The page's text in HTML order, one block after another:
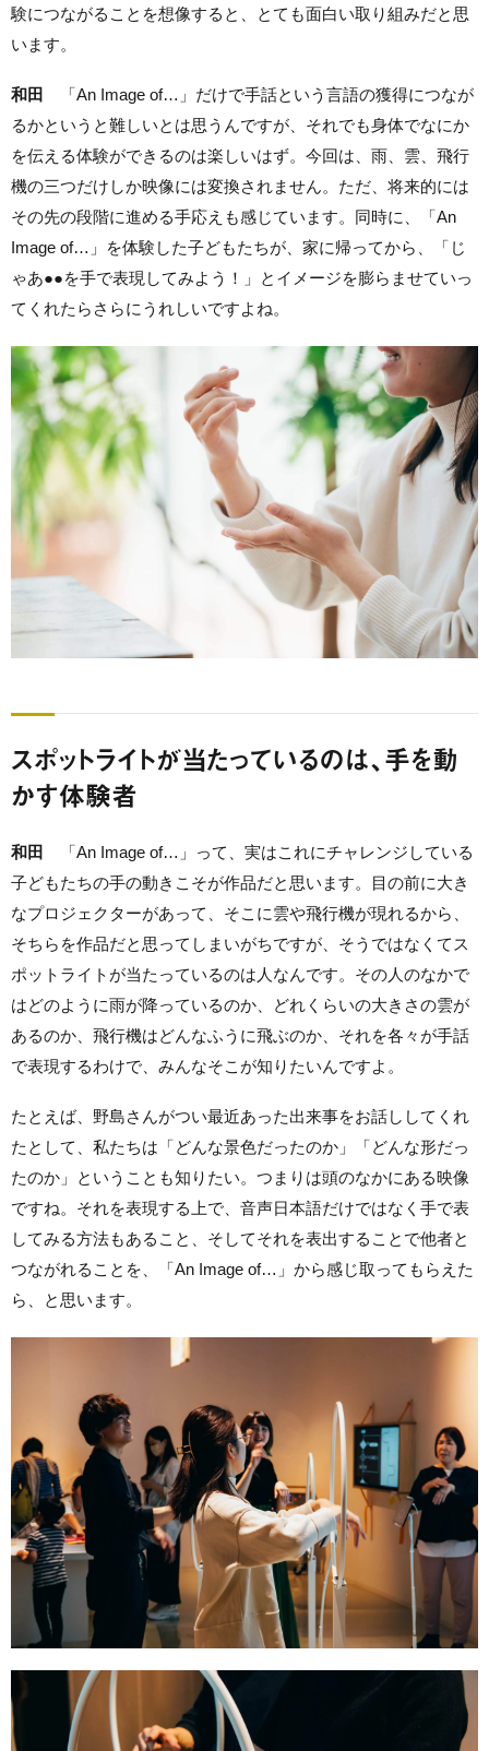
験につながることを想像すると、とても面白い取り組みだと思
います。
和田
「An Image of…」だけで手話という言語の獲得につなが
るかというと難しいとは思うんですが、それでも身体でなにか
を伝える体験ができるのは楽しいはず。今回は、雨、雲、飛行
機の三つだけしか映像には変換されません。ただ、将来的には
その先の段階に進める手応えも感じています。同時に、「An
Image of…」を体験した子どもたちが、家に帰ってから、「じ
ゃあ●●を手で表現してみよう！」とイメージを膨らませていっ
てくれたらさらにうれしいですよね。
スポットライトが当たっているのは、手を動
かす体験者
和田
「An Image of…」って、実はこれにチャレンジしている
子どもたちの手の動きこそが作品だと思います。目の前に大き
なプロジェクターがあって、そこに雲や飛行機が現れるから、
そちらを作品だと思ってしまいがちですが、そうではなくてス
ポットライトが当たっているのは人なんです。その人のなかで
はどのように雨が降っているのか、どれくらいの大きさの雲が
あるのか、飛行機はどんなふうに飛ぶのか、それを各々が手話
で表現するわけで、みんなそこが知りたいんですよ。
たとえば、野島さんがつい最近あった出来事をお話ししてくれ
たとして、私たちは「どんな景色だったのか」「どんな形だっ
たのか」ということも知りたい。つまりは頭のなかにある映像
ですね。それを表現する上で、音声日本語だけではなく手で表
してみる方法もあること、そしてそれを表出することで他者と
つながれることを、「An Image of…」から感じ取ってもらえた
ら、と思います。